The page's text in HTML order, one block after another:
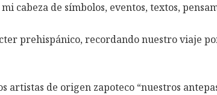
cabeza de símbolos, eventos, textos,
prehispánico, recordando nuestro viaje
artistas de origen zapoteco “nuestros